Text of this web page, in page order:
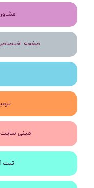
صفحه
مینی سایت
ثبت